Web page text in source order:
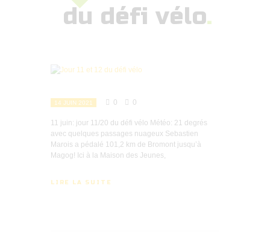
du défi vélo
14 JUIN 2021 0 0
11 juin: jour 11/20 du défi vélo Météo: 21 degrés
avec quelques passages nuageux Sebastien
Marois a pédalé 101,2 km de Bromont jusqu’à
Magog! Ici à la Maison des Jeunes,
LIRE LA SUITE